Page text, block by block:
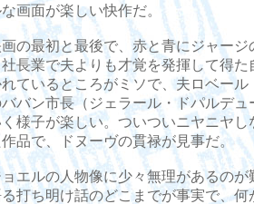
画面が楽しい快作だ。
の最初と最後で、赤と青にジャージ
長業で夫よりも才覚を発揮して得
ているところがミソで、夫ロベー
バン市長（ジェラール・ドパルデ
様子が楽しい。ついついニヤニヤ
品で、ドヌーヴの貫禄が見事だ。
エルの人物像に少々無理があるのが
打ち明け話のどこまでが事実で、何